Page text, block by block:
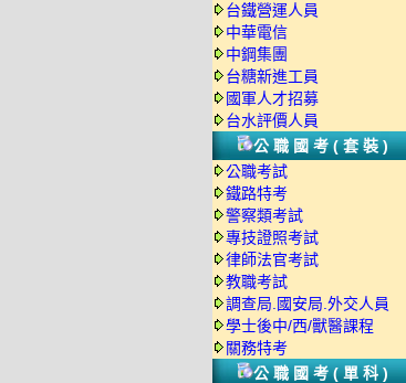
台鐵營運人員
中華電信
中鋼集團
台糖新進工員
國軍人才招募
台水評價人員
公職國考(套裝)
公職考試
鐵路特考
警察類考試
專技證照考試
律師法官考試
教職考試
調查局.國安局.外交人員
學士後中/西/獸醫課程
關務特考
公職國考(單科)